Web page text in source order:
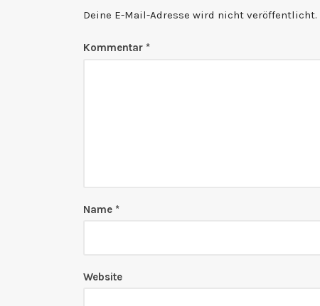
Deine E-Mail-Adresse wird nicht veröffentlicht.
Kommentar *
Name *
Website